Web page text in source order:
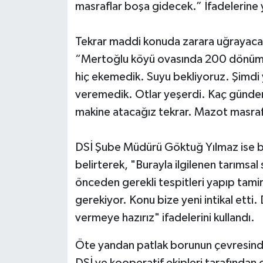
masraflar boşa gidecek.” İfadelerine
Tekrar maddi konuda zarara
“Mertoğlu köyü ovasında 200 dönüm
hiç ekemedik. Suyu bekliyoruz.
veremedik. Otlar yeşerdi. Kaç
makine atacağız tekrar. Mazot
DSİ Şube Müdürü Göktuğ Yılmaz ise
belirterek, "Burayla ilgilenen
önceden gerekli tespitleri yapıp
gerekiyor. Konu bize yeni intikal etti.
vermeye hazırız" ifadelerini kullandı.
Öte yandan patlak borunun